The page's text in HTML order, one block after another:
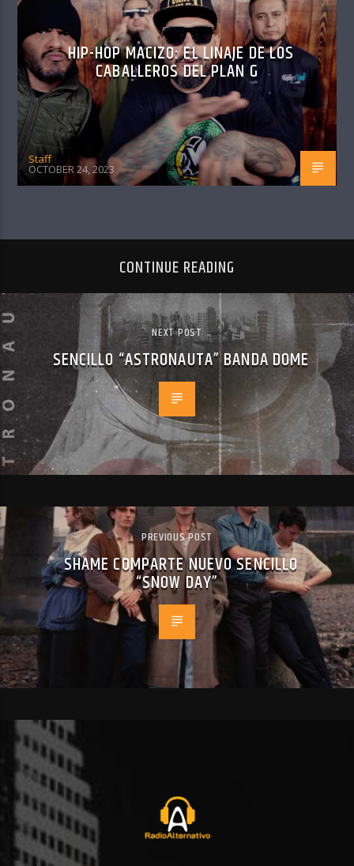
HIP-HOP MACIZO: EL LINAJE DE LOS
CABALLEROS DEL PLAN G
Staff
OCTOBER 24, 2023
CONTINUE READING
NEXT POST
SENCILLO “ASTRONAUTA” BANDA DOME
PREVIOUS POST
SHAME COMPARTE NUEVO SENCILLO
“SNOW DAY”